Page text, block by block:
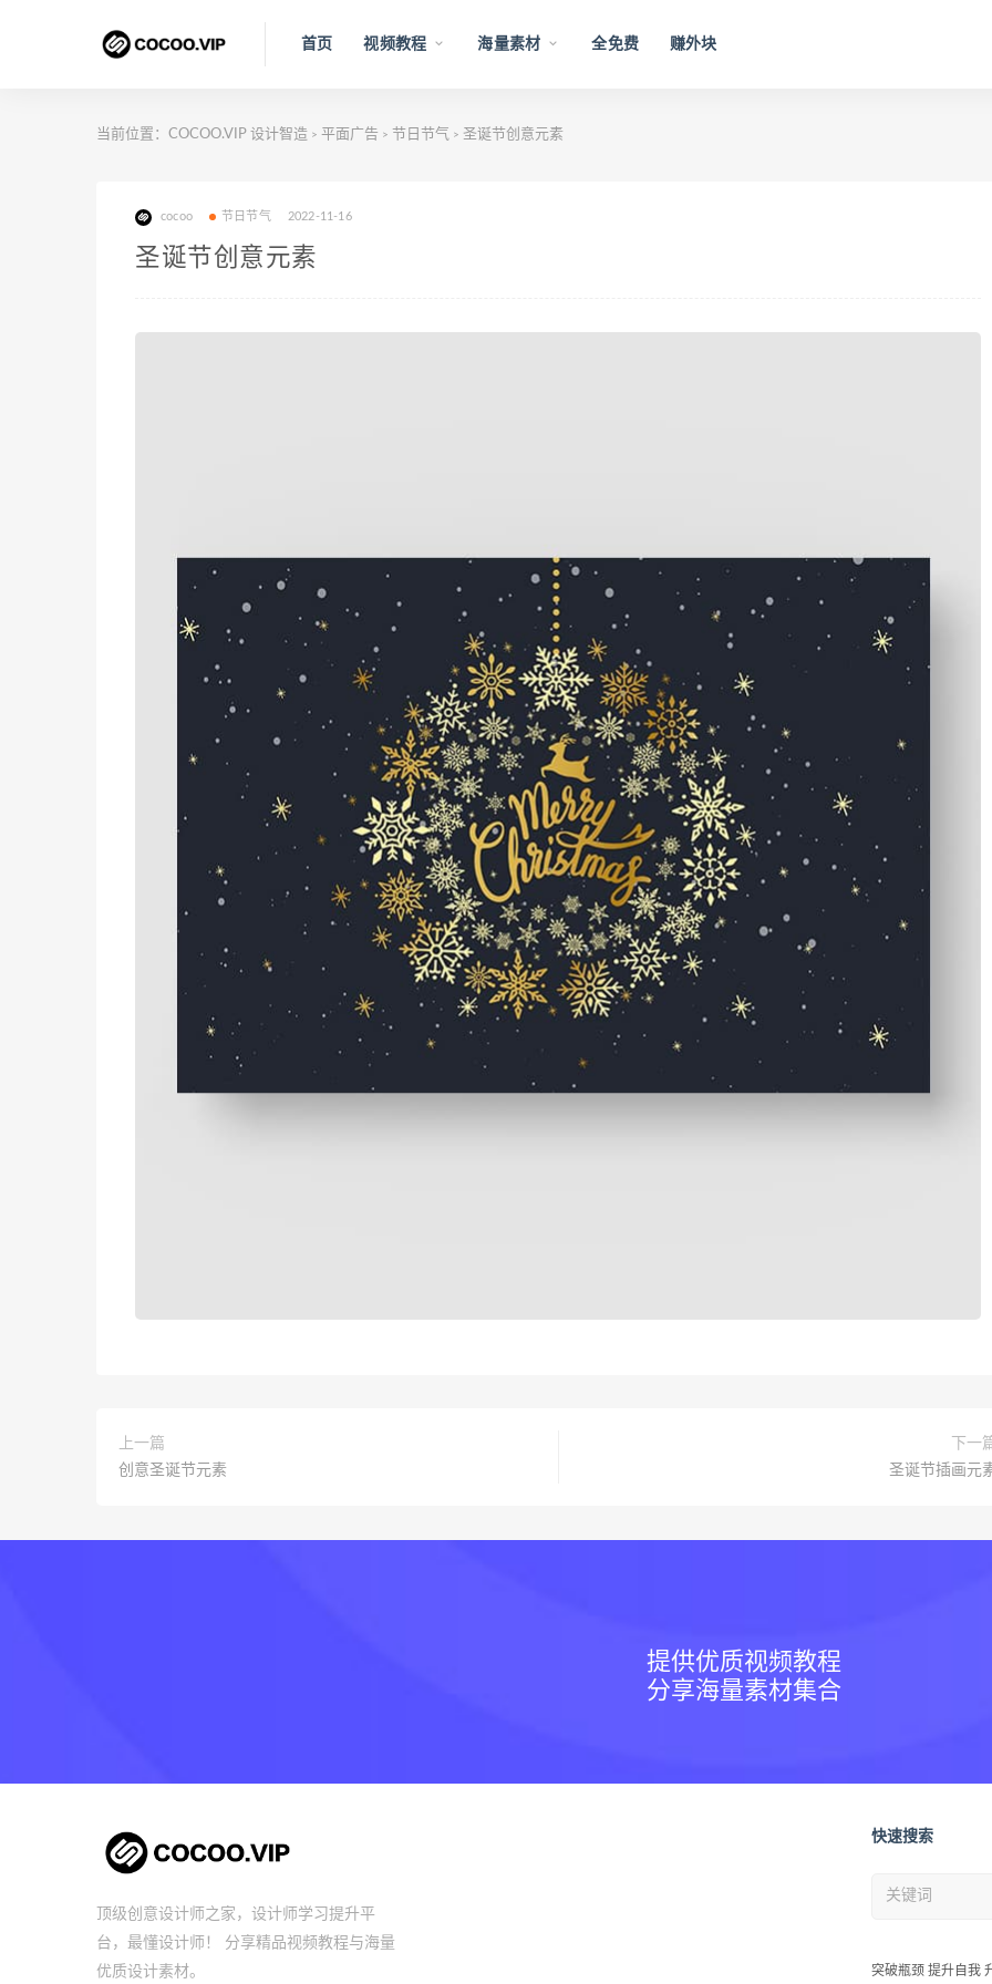
首页 视频教程 海量素材 全免费 赚外块
当前位置： COCOO.VIP 设计智造 > 平面广告 > 节日节气 > 圣诞节创意元素
cocoo 节日节气 2022-11-16
圣诞节创意元素
上一篇
创意圣诞节元素
下一
圣诞节插画元
提供优质视频教程
分享海量素材集合
顶级创意设计师之家，设计师学习提升平
台，最懂设计师！ 分享精品视频教程与海量
优质设计素材。
快速搜索
突破瓶颈 提升自我